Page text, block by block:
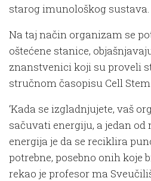
starog imunološkog sustava.
Na taj način organizam se
oštećene stanice,
znanstvenici koji su proveli
stručnom časopisu Cell Stem
‘Kada se izgladnjujete, vaš
sačuvati energiju, a jedan od
energija je da se reciklira
potrebne, posebno onih koje
rekao je profesor ma